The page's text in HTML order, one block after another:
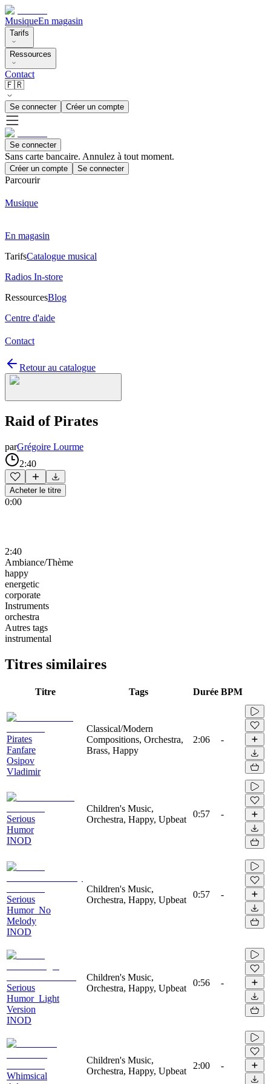
MusiqueEn magasin
Tarifs
Ressources
Contact
🇫🇷
Se connecter Créer un compte
Se connecter
Sans carte bancaire. Annulez à tout moment.
Créer un compte Se connecter
Parcourir
Musique
En magasin
TarifsCatalogue musical
Radios In-store
RessourcesBlog
Centre d'aide
Contact
Retour au catalogue
Raid of Pirates
parGrégoire Lourme
2:40
Acheter le titre
0:00
2:40
Ambiance/Thème
happy
energetic
corporate
Instruments
orchestra
Autres tags
instrumental
Titres similaires
Titre Tags Durée BPM
Pirates
Fanfare
Osipov
Vladimir
Classical/Modern
Compositions, Orchestra,
Brass, Happy
2:06 -
Serious
Humor
INOD
Children's Music,
Orchestra, Happy, Upbeat
0:57 -
Serious
Humor_No
Melody
INOD
Children's Music,
Orchestra, Happy, Upbeat
0:57 -
Serious
Humor_Light
Version
INOD
Children's Music,
Orchestra, Happy, Upbeat
0:56 -
Whimsical
Children's Music,
Orchestra, Happy, Upbeat
2:00 -